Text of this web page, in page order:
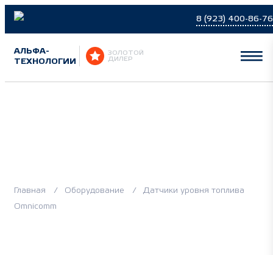
8 (923) 400-86-76
АЛЬФА-
ТЕХНОЛОГИИ
ЗОЛОТОЙ
ДИЛЕР
Главная Оборудование
Датчики уровня топлива
Omnicomm